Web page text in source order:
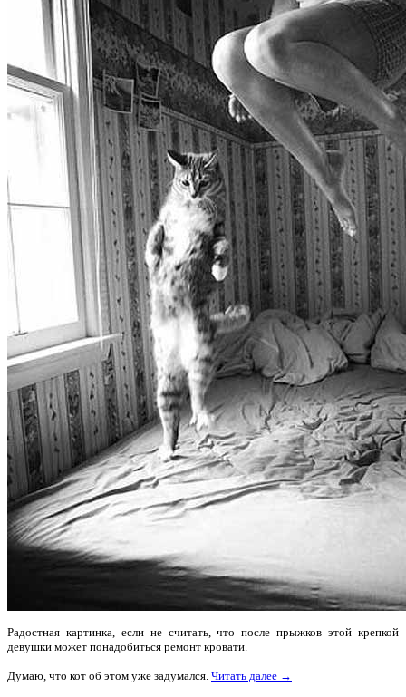
Радостная картинка, если не считать, что после прыжков этой крепкой
девушки может понадобиться ремонт кровати.
Думаю, что кот об этом уже задумался. Читать далее →